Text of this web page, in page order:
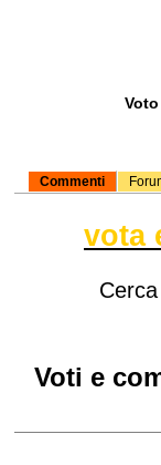
Commenti
vota
Voti e